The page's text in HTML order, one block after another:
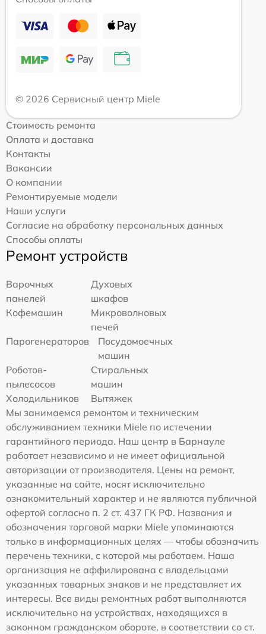
© 2026 Сервисный центр Miele
Стоимость ремонта
Оплата и доставка
Контакты
Вакансии
О компании
Ремонтируемые модели
Наши услуги
Согласие на обработку персональных данных
Способы оплаты
Ремонт устройств
Варочных
панелей
Духовых
шкафов
Кофемашин
Микроволновых
печей
Парогенераторов
Посудомоечных
машин
Роботов-
пылесосов
Стиральных
машин
Холодильников
Вытяжек
Мы занимаемся ремонтом и техническим
обслуживанием техники Miele по истечении
гарантийного периода. Наш центр в Барнауле
работает независимо и не имеет официальной
авторизации от производителя. Цены на ремонт,
указанные на сайте, носят исключительно
ознакомительный характер и не являются публичной
офертой согласно п. 2 ст. 437 ГК РФ. Названия и
обозначения торговой марки Miele упоминаются
только в информационных целях — чтобы обозначить
перечень техники, с которой мы работаем. Наша
организация не аффилирована с владельцами
указанных товарных знаков и не представляет их
интересы. Все виды ремонтных работ выполняются
исключительно на устройствах, находящихся в
законном гражданском обороте, в соответствии со ст.